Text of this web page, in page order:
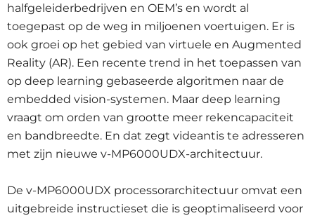
halfgeleiderbedrijven en OEM’s en wordt al
toegepast op de weg in miljoenen voertuigen. Er is
ook groei op het gebied van virtuele en Augmented
Reality (AR). Een recente trend in het toepassen van
op deep learning gebaseerde algoritmen naar de
embedded vision-systemen. Maar deep learning
vraagt om orden van grootte meer rekencapaciteit
en bandbreedte. En dat zegt videantis te adresseren
met zijn nieuwe v-MP6000UDX-architectuur.
De v-MP6000UDX processorarchitectuur omvat een
uitgebreide instructieset die is geoptimaliseerd voor